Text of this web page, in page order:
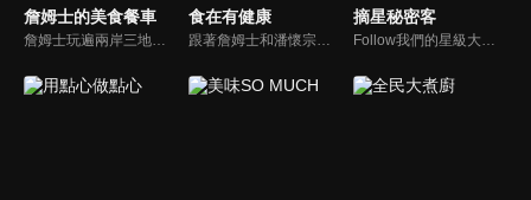
詹姆士的美食餐車 食在有健康 摘星秘密客